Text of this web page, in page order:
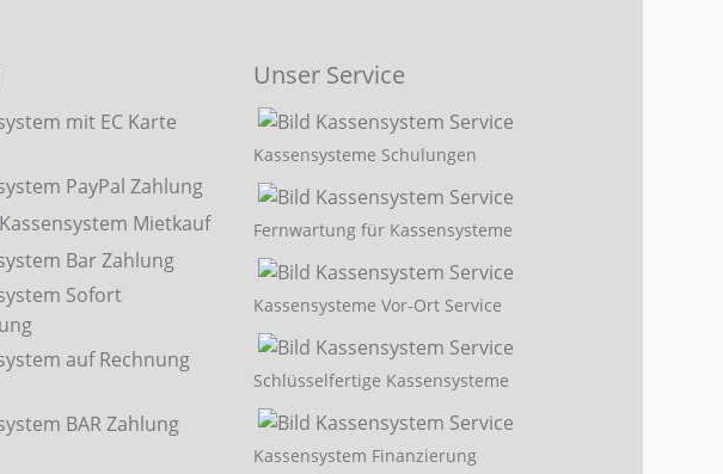
Unser Service
Kassensysteme Schulungen
Fernwartung für Kassensysteme
Kassensysteme Vor-Ort Service
Schlüsselfertige Kassensysteme
Kassensystem Finanzierung